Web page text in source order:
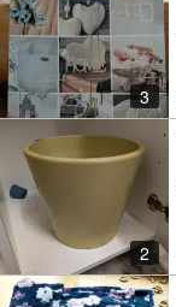
3
2